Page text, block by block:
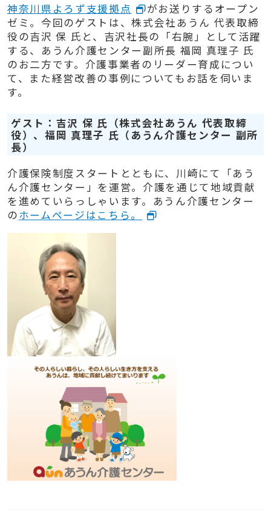
神奈川県よろず支援拠点
がお送りするオープン
ゼミ。今回のゲストは、株式会社あうん 代表取締
役の吉沢 保 氏と、吉沢社長の「右腕」として活躍
する、あうん介護センター副所長 福岡 真理子 氏
のお二方です。介護事業者のリーダー育成につい
て、また経営改善の事例についてもお話を伺いま
す。
ゲスト：吉沢 保 氏（株式会社あうん 代表取締
役）、福岡 真理子 氏（あうん介護センター 副所
長）
介護保険制度スタートとともに、川崎にて「あう
ん介護センター」を運営。介護を通じて地域貢献
を進めていらっしゃいます。 あうん介護センター
のホームページはこちら。